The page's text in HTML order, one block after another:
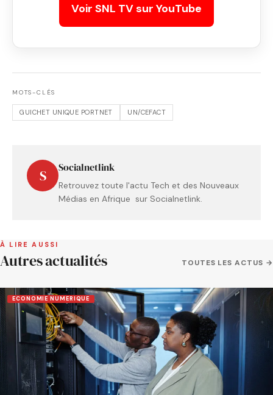
Voir SNL TV sur YouTube
MOTS-CLÉS
GUICHET UNIQUE PORTNET UN/CEFACT
S Socialnetlink
Retrouvez toute l'actu Tech et des Nouveaux
Médias en Afrique sur Socialnetlink.
À LIRE AUSSI
Autres actualités TOUTES LES ACTUS →
ECONOMIE NUMERIQUE